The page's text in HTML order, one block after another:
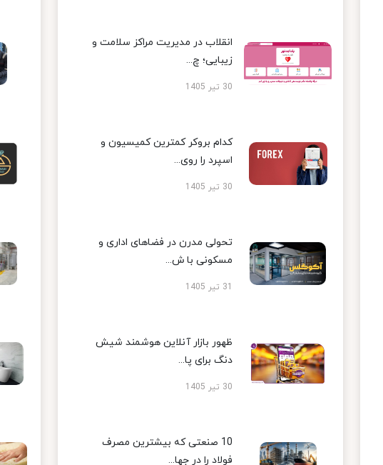
انقلاب در مدیریت مراکز سلامت و
زیبایی؛ چ...
30 تیر 1405
کدام بروکر کمترین کمیسیون و
اسپرد را روی...
30 تیر 1405
تحولی مدرن در فضاهای اداری و
مسکونی با ش...
31 تیر 1405
ظهور بازار آنلاین هوشمند شیش
دنگ برای پا...
30 تیر 1405
10 صنعتی که بیشترین مصرف
فولاد را در جها...